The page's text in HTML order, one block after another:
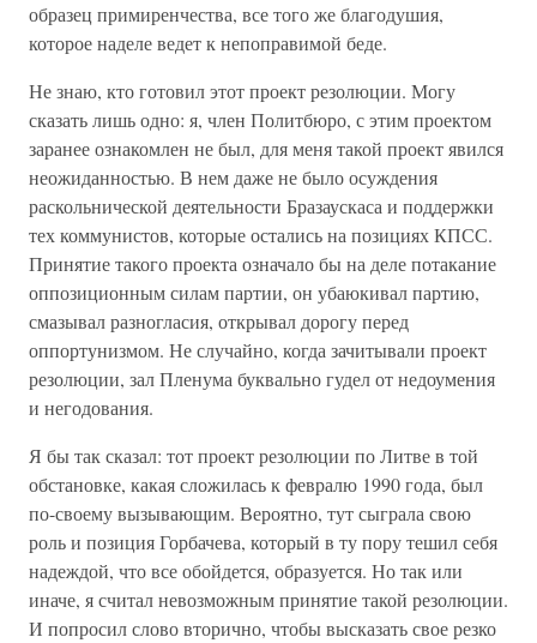
образец примиренчества, все того же благодушия,
которое наделе ведет к непоправимой беде.
Не знаю, кто готовил этот проект резолюции. Могу
сказать лишь одно: я, член Политбюро, с этим проектом
заранее ознакомлен не был, для меня такой проект явился
неожиданностью. В нем даже не было осуждения
раскольнической деятельности Бразаускаса и поддержки
тех коммунистов, которые остались на позициях КПСС.
Принятие такого проекта означало бы на деле потакание
оппозиционным силам партии, он убаюкивал партию,
смазывал разногласия, открывал дорогу перед
оппортунизмом. Не случайно, когда зачитывали проект
резолюции, зал Пленума буквально гудел от недоумения
и негодования.
Я бы так сказал: тот проект резолюции по Литве в той
обстановке, какая сложилась к февралю 1990 года, был
по-своему вызывающим. Вероятно, тут сыграла свою
роль и позиция Горбачева, который в ту пору тешил себя
надеждой, что все обойдется, образуется. Но так или
иначе, я считал невозможным принятие такой резолюции.
И попросил слово вторично, чтобы высказать свое резко